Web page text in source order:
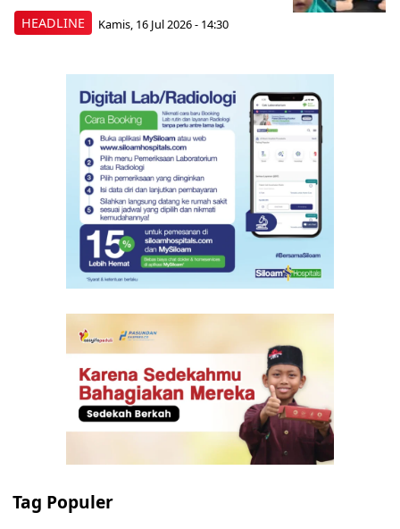
HEADLINE Kamis, 16 Jul 2026 - 14:30
Tag Populer